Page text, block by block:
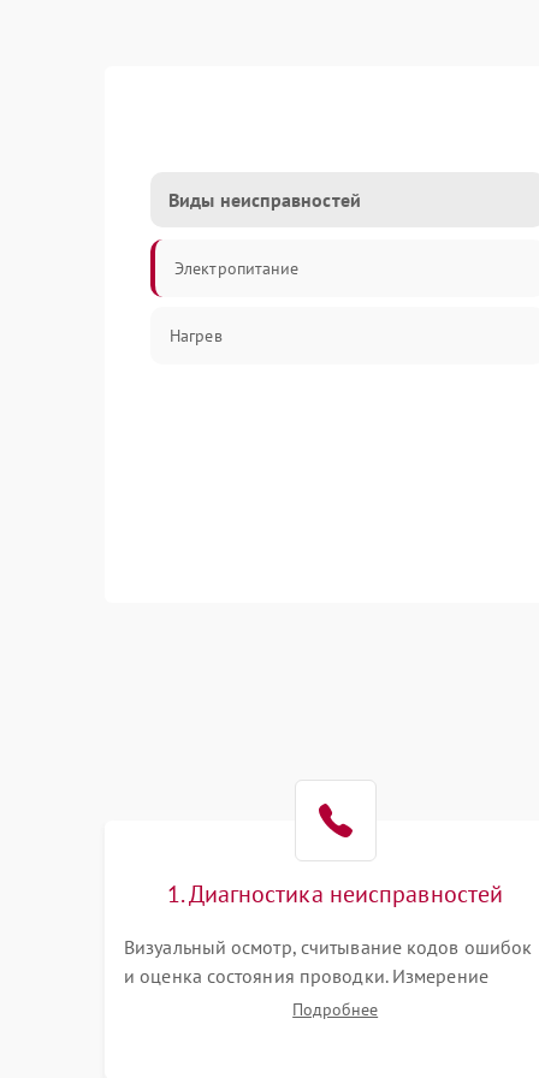
Виды неисправностей
Электропитание
Нагрев
1. Диагностика неисправностей
Визуальный осмотр, считывание кодов ошибок
и оценка состояния проводки. Измерение
напряжения на клеммной колодке. Анализ
Подробнее